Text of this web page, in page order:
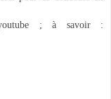
; à savoir :